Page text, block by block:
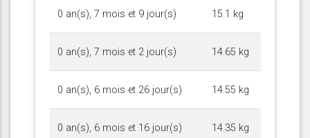
0 an(s), 7 mois et 9 jour(s) 15.1 kg
0 an(s), 7 mois et 2 jour(s) 14.65 kg
0 an(s), 6 mois et 26 jour(s) 14.55 kg
0 an(s), 6 mois et 16 jour(s) 14.35 kg